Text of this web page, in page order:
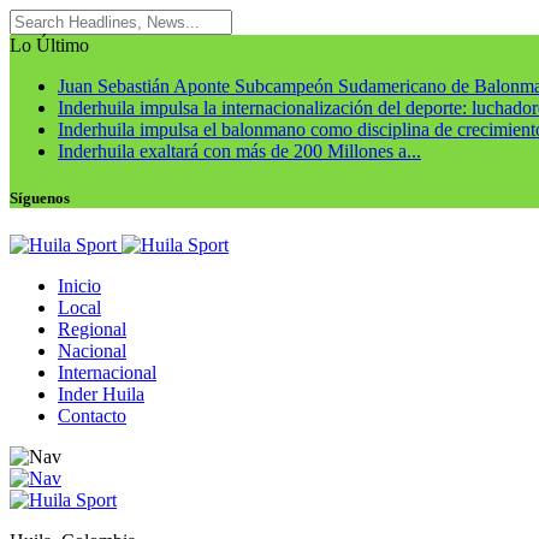
Lo Último
Juan Sebastián Aponte Subcampeón Sudamericano de
Inderhuila impulsa la internacionalización del deporte:
Inderhuila impulsa el balonmano como disciplina de
Inderhuila exaltará con más de 200 Millones a...
Síguenos
Inicio
Local
Regional
Nacional
Internacional
Inder Huila
Contacto